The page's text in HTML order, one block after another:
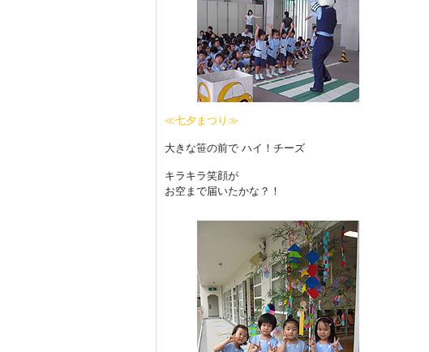
≪七夕まつり≫
大きな笹の前で ハイ！チーズ
キラキラ笑顔が
お空まで届いたかな？！